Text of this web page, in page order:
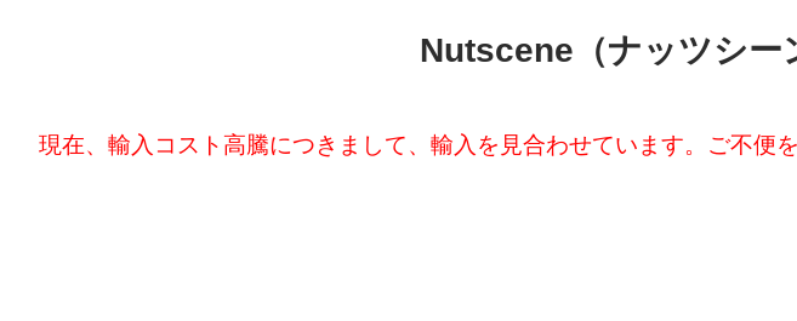
Nutscene（ナッツシー
現在、輸入コスト高騰につきまして、輸入を見合わせています。ご不便